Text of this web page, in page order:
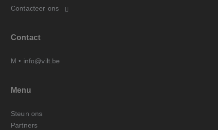
Contacteer ons
Contact
M • info@vilt.be
Menu
Steun ons
Partners